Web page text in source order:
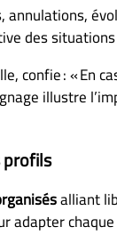
des
confie : « En
illustre
profils
alliant